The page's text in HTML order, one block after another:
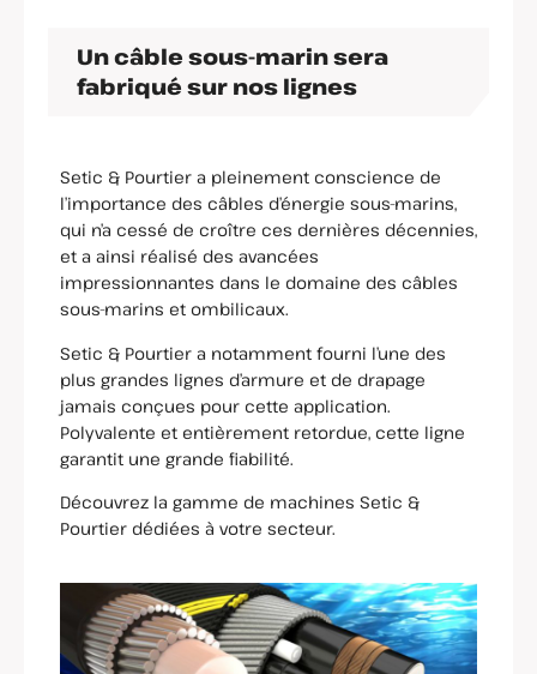
Un câble sous-marin sera
fabriqué sur nos lignes
Setic & Pourtier a pleinement conscience de
l’importance des câbles d’énergie sous-marins,
qui n’a cessé de croître ces dernières décennies,
et a ainsi réalisé des avancées
impressionnantes dans le domaine des câbles
sous-marins et ombilicaux.
Setic & Pourtier a notamment fourni l’une des
plus grandes lignes d’armure et de drapage
jamais conçues pour cette application.
Polyvalente et entièrement retordue, cette ligne
garantit une grande fiabilité.
Découvrez la gamme de machines Setic &
Pourtier dédiées à votre secteur.